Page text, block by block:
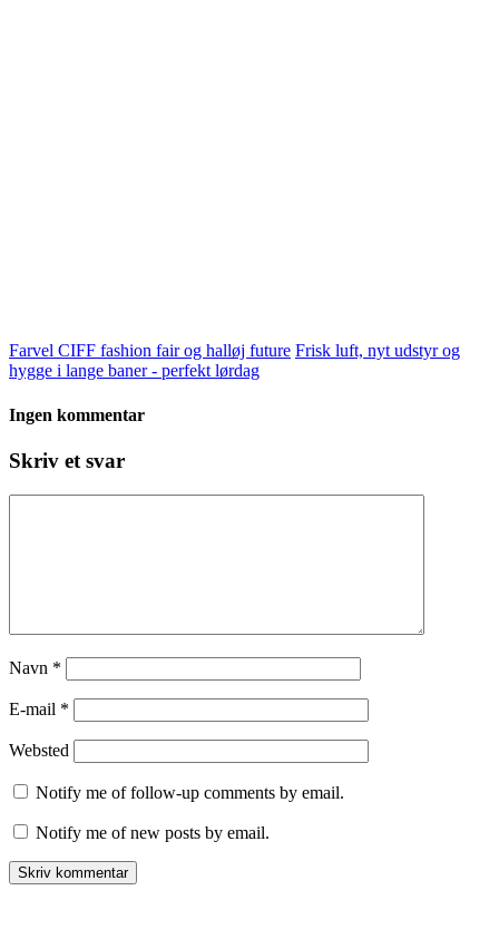
Farvel CIFF fashion fair og halløj future Frisk luft, nyt udstyr og
hygge i lange baner - perfekt lørdag
Ingen kommentar
Skriv et svar
Navn *
E-mail *
Websted
Notify me of follow-up comments by email.
Notify me of new posts by email.